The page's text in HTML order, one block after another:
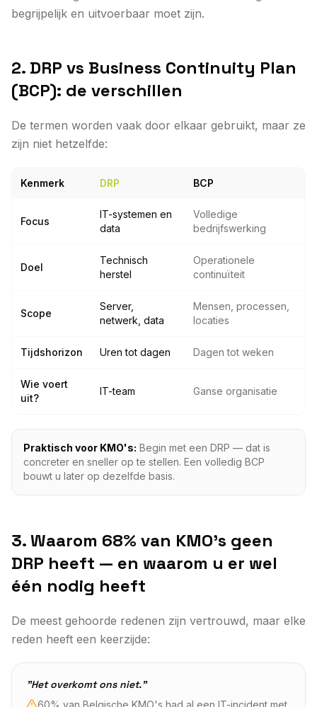
begrijpelijk en uitvoerbaar moet zijn.
2. DRP vs Business Continuity Plan
(BCP): de verschillen
De termen worden vaak door elkaar gebruikt, maar ze
zijn niet hetzelfde:
Kenmerk DRP BCP
Focus
IT-systemen en
data
Volledige
bedrijfswerking
Doel
Technisch
herstel
Operationele
continuïteit
Scope
Server,
netwerk, data
Mensen, processen,
locaties
Tijdshorizon Uren tot dagen Dagen tot weken
Wie voert
uit?
IT-team Ganse organisatie
Praktisch voor KMO's: Begin met een DRP — dat is
concreter en sneller op te stellen. Een volledig BCP
bouwt u later op dezelfde basis.
3. Waarom 68% van KMO's geen
DRP heeft — en waarom u er wel
één nodig heeft
De meest gehoorde redenen zijn vertrouwd, maar elke
reden heeft een keerzijde:
"Het overkomt ons niet."
60% van Belgische KMO's had al een IT-incident met